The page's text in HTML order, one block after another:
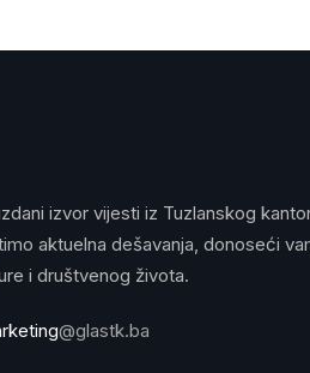
izvor vijesti iz Tuzlanskog
aktuelna dešavanja, donoseći
i društvenog života.
@glastk.ba